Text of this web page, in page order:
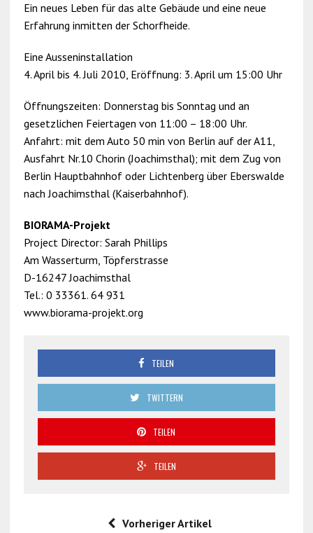
Ein neues Leben für das alte Gebäude und eine neue
Erfahrung inmitten der Schorfheide.
Eine Ausseninstallation
4. April bis 4. Juli 2010, Eröffnung: 3. April um 15:00 Uhr
Öffnungszeiten: Donnerstag bis Sonntag und an
gesetzlichen Feiertagen von 11:00 – 18:00 Uhr.
Anfahrt: mit dem Auto 50 min von Berlin auf der A11,
Ausfahrt Nr.10 Chorin (Joachimsthal); mit dem Zug von
Berlin Hauptbahnhof oder Lichtenberg über Eberswalde
nach Joachimsthal (Kaiserbahnhof).
BIORAMA-Projekt
Project Director: Sarah Phillips
Am Wasserturm, Töpferstrasse
D-16247 Joachimsthal
Tel.: 0 33361. 64 931
www.biorama-projekt.org
TEILEN
TWITTERN
TEILEN
TEILEN
Vorheriger Artikel